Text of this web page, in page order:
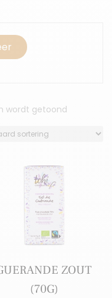
wordt getoond
ZOUT
(70G)